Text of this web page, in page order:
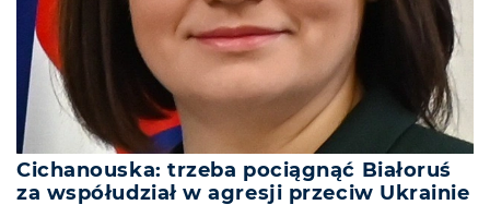
Cichanouska: trzeba pociągnąć Białoruś
za współudział w agresji przeciw Ukrainie